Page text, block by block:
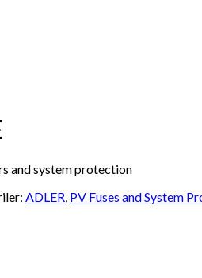
and system protection
ADLER, PV Fuses and System